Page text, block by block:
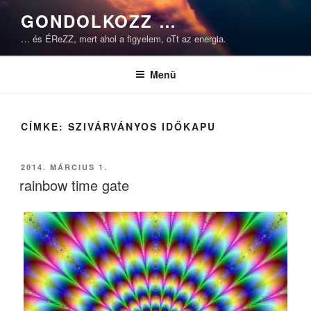
Tartalomhoz
GONDOLKOZZ …
… és ÉReZZ, mert ahol a figyelem, oTt az energia.
Menü
CÍMKE: SZIVÁRVÁNYOS IDŐKAPU
BEKÜLDVE:
2014. MÁRCIUS 1.
rainbow time gate